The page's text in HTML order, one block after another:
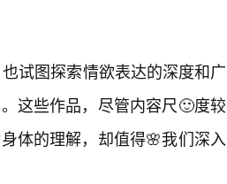
试图探索情欲表达的深度和广
这些作品，尽管内容尺🙂度较
体的理解，却值得🌸我们深入